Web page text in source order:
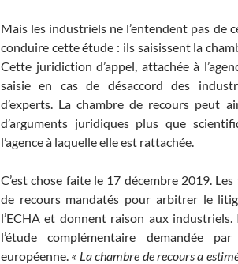
Mais les industriels ne l’entendent pas de
conduire cette étude : ils saisissent la
Cette juridiction d’appel, attachée à
saisie en cas de désaccord des
d’experts. La chambre de recours peut
d’arguments juridiques plus que
l’agence à laquelle elle est rattachée.
C’est chose faite le 17 décembre 2019.
de recours mandatés pour arbitrer le
l’ECHA et donnent raison aux
l’étude complémentaire demandée
européenne. « La chambre de recours a